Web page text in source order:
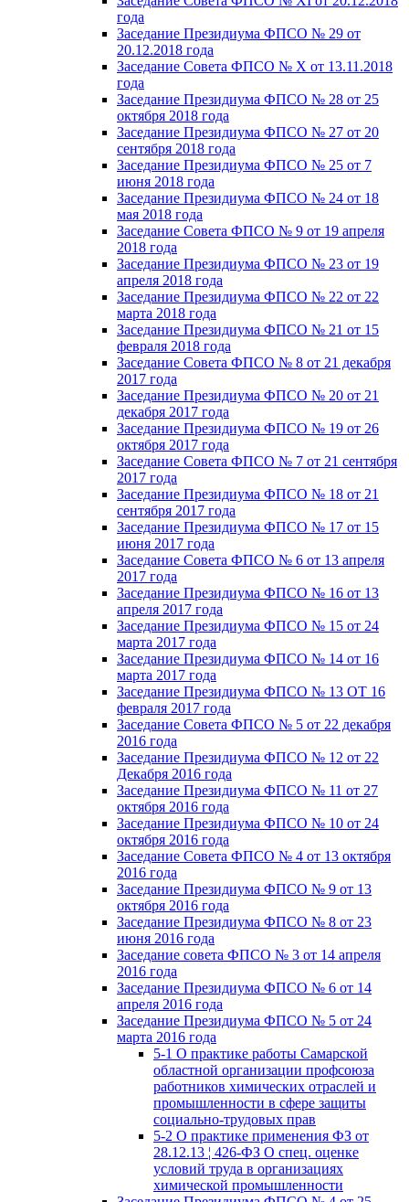
года
Заседание Президиума ФПСО № 29 от
20.12.2018 года
Заседание Совета ФПСО № X от 13.11.2018
года
Заседание Президиума ФПСО № 28 от 25
октября 2018 года
Заседание Президиума ФПСО № 27 от 20
сентября 2018 года
Заседание Президиума ФПСО № 25 от 7
июня 2018 года
Заседание Президиума ФПСО № 24 от 18
мая 2018 года
Заседание Совета ФПСО № 9 от 19 апреля
2018 года
Заседание Президиума ФПСО № 23 от 19
апреля 2018 года
Заседание Президиума ФПСО № 22 от 22
марта 2018 года
Заседание Президиума ФПСО № 21 от 15
февраля 2018 года
Заседание Совета ФПСО № 8 от 21 декабря
2017 года
Заседание Президиума ФПСО № 20 от 21
декабря 2017 года
Заседание Президиума ФПСО № 19 от 26
октября 2017 года
Заседание Совета ФПСО № 7 от 21 сентября
2017 года
Заседание Президиума ФПСО № 18 от 21
сентября 2017 года
Заседание Президиума ФПСО № 17 от 15
июня 2017 года
Заседание Совета ФПСО № 6 от 13 апреля
2017 года
Заседание Президиума ФПСО № 16 от 13
апреля 2017 года
Заседание Президиума ФПСО № 15 от 24
марта 2017 года
Заседание Президиума ФПСО № 14 от 16
марта 2017 года
Заседание Президиума ФПСО № 13 ОТ 16
февраля 2017 года
Заседание Совета ФПСО № 5 от 22 декабря
2016 года
Заседание Президиума ФПСО № 12 от 22
Декабря 2016 года
Заседание Президиума ФПСО № 11 от 27
октября 2016 года
Заседание Президиума ФПСО № 10 от 24
октября 2016 года
Заседание Совета ФПСО № 4 от 13 октября
2016 года
Заседание Президиума ФПСО № 9 от 13
октября 2016 года
Заседание Президиума ФПСО № 8 от 23
июня 2016 года
Заседание совета ФПСО № 3 от 14 апреля
2016 года
Заседание Президиума ФПСО № 6 от 14
апреля 2016 года
Заседание Президиума ФПСО № 5 от 24
марта 2016 года
5-1 О практике работы Самарской
областной организации профсоюза
работников химических отраслей и
промышленности в сфере защиты
социально-трудовых прав
5-2 О практике применения ФЗ от
28.12.13 ¦ 426-ФЗ О спец. оценке
условий труда в организациях
химической промышленности